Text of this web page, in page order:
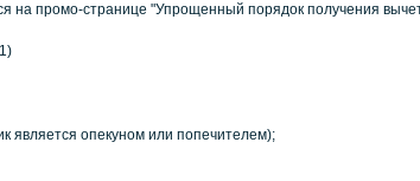
на промо-странице "Упрощенный порядок получения
является опекуном или попечителем);